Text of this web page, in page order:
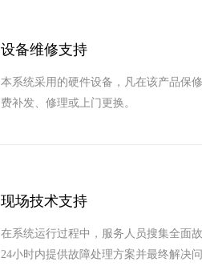
设备维修支持
本系统采用的硬件设备，凡在该产品保
费补发、修理或上门更换。
现场技术支持
在系统运行过程中，服务人员搜集全面
24小时内提供故障处理方案并最终解决